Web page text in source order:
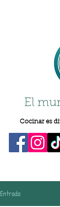
El
Cocinar es
Entrada